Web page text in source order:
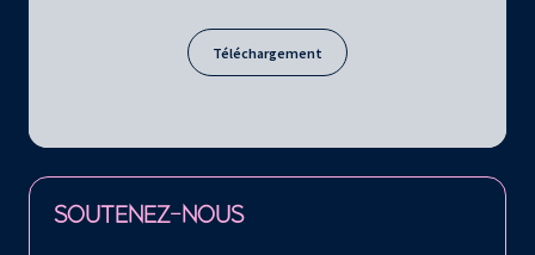
Téléchargement
SOUTENEZ-NOUS
Retrouvez la Philharmonie de Paris sur